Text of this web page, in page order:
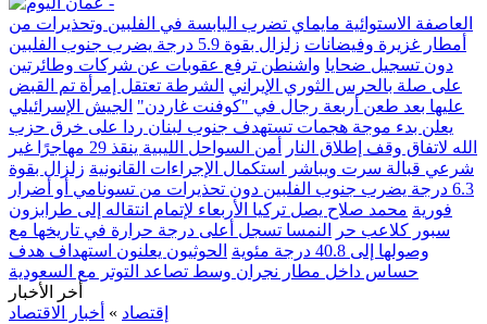
العاصفة الاستوائية مايماي تضرب اليابسة في الفلبين وتحذيرات من
أمطار غزيرة وفيضانات
زلزال بقوة 5.9 درجة يضرب جنوب الفلبين
دون تسجيل ضحايا واشنطن ترفع عقوبات عن شركات وطائرتين
على صلة بالحرس الثوري الإيراني الشرطة تعتقل إمرأة تم القبض
عليها بعد طعن أربعة رجال في "كوفنت غاردن" الجيش الإسرائيلي
يعلن بدء موجة هجمات تستهدف جنوب لبنان ردا على خرق حزب
الله لاتفاق وقف إطلاق النار
أمن السواحل الليبية ينقذ 29 مهاجرًا غير
شرعي قبالة سرت ويباشر استكمال الإجراءات القانونية زلزال بقوة
6.3 درجة يضرب جنوب الفلبين دون تحذيرات من تسونامي أو أضرار
فورية محمد صلاح يصل تركيا الأربعاء لإتمام انتقاله إلى طرابزون
سبور كلاعب حر
النمسا تسجل أعلى درجة حرارة في تاريخها مع
وصولها إلى 40.8 درجة مئوية
الحوثيون يعلنون استهداف هدف
حساس داخل مطار نجران وسط تصاعد التوتر مع السعودية
أخر الأخبار
إقتصاد » أخبار الاقتصاد